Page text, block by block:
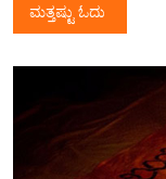
ಮತ್ತಷ್ಟು ಓದು